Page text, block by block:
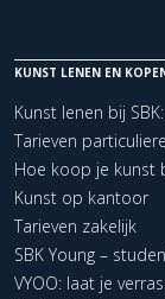
KUNST LENEN EN
Kunst lenen bij
Tarieven
Hoe koop je kunst
Kunst op kantoor
Tarieven zakelijk
SBK Young –
VYOO: laat je